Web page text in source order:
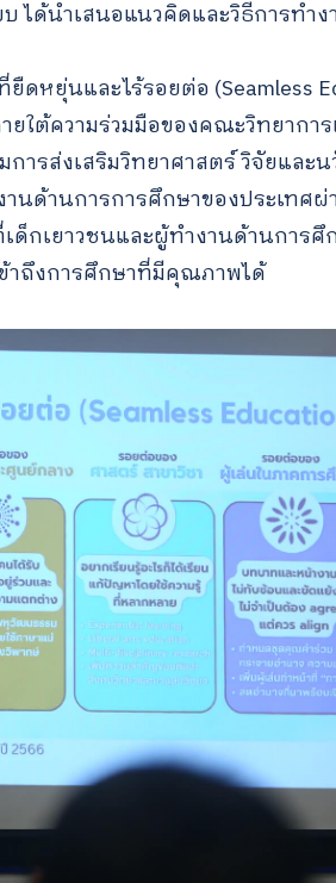
ด้นำเสนอแนวคิดและวิธีการทำ
ดหยุ่นและไร้รอยต่อ (Seamless
ใต้ความร่วมมือของคณะวิทยากา
รส่งเสริมวิทยาศาสตร์ วิจัยและน
นด้านการการศึกษาของประเทศ
ด็กเยาวชนและผู้ทำงานด้านการ
าถึงการศึกษาที่มีคุณภาพได้